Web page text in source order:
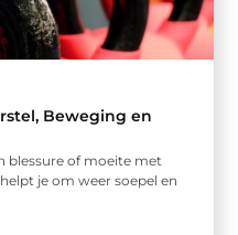
Beweging en
blessure of moeite met
je om weer soepel en